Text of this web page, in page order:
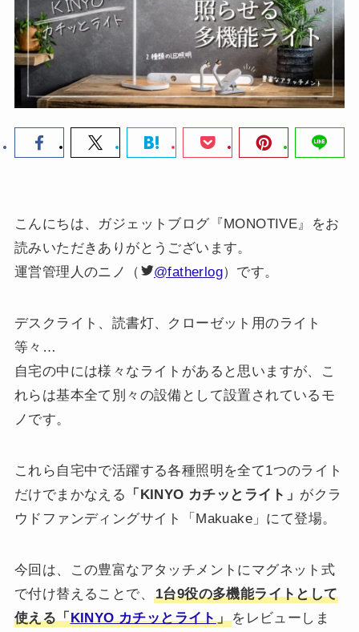
こんにちは、ガジェットブログ『MONOTIVE』をお
読みいただきありがとうございます。
運営管理人のニノ（
@fatherlog）です。
デスクライト、読書灯、クローゼット用のライト
等々…
自宅の中には様々なライトがあると思いますが、こ
れらは基本全て別々の設備として設置されているモ
ノです。
これら自宅中で活躍する各種照明を全て1つのライト
だけでまかなえる
「KINYO カチッとライト」 がクラ
ウドファンディングサイト「Makuake」にて登場。
今回は、この豊富なアタッチメントにマグネット式
で付け替えることで、
1台9役の多機能ライトとして
使える「KINYO カチッとライト」 をレビューしま